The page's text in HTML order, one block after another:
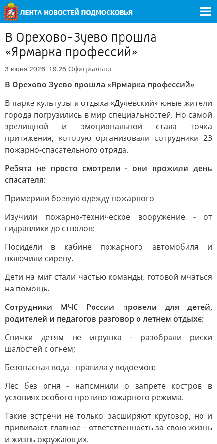
В Орехово-Зуево прошла
«Ярмарка профессий»
3 июня 2026, 19:25 Официально
В Орехово-Зуево прошла «Ярмарка профессий»
В парке культуры и отдыха «Дулевский» юные жители
города погрузились в мир специальностей. Но самой
зрелищной и эмоциональной стала точка
притяжения, которую организовали сотрудники 23
пожарно-спасательного отряда.
Ребята не просто смотрели - они прожили день
спасателя:
Примерили боевую одежду пожарного;
Изучили пожарно-техническое вооружение - от
гидравлики до стволов;
Посидели в кабине пожарного автомобиля и
включили сирену.
Дети на миг стали частью команды, готовой мчаться
на помощь.
Сотрудники МЧС России провели для детей,
родителей и педагогов разговор о летнем отдыхе:
Спички детям не игрушка - разобрали риски
шалостей с огнем;
Безопасная вода - правила у водоемов;
Лес без огня - напомнили о запрете костров в
условиях особого противопожарного режима.
Такие встречи не только расширяют кругозор, но и
прививают главное - ответственность за свою жизнь
и жизнь окружающих.